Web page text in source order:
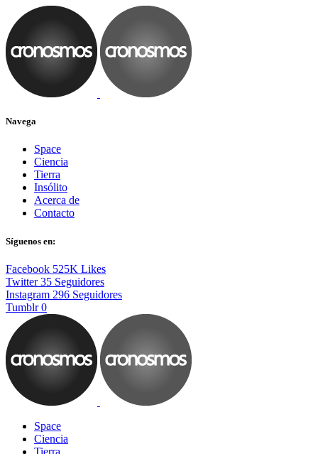
Navega
Space
Ciencia
Tierra
Insólito
Acerca de
Contacto
Síguenos en:
Facebook 525K Likes
Twitter 35 Seguidores
Instagram 296 Seguidores
Tumblr 0
Space
Ciencia
Tierra